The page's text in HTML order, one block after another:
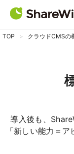
TOP クラウドCMSの
導入後も、
「新しい能力＝